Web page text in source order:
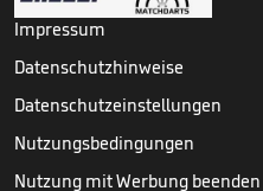
Impressum
Datenschutzhinweise
Datenschutzeinstellungen
Nutzungsbedingungen
Nutzung mit Werbung beenden